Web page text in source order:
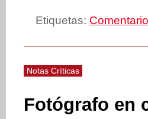
Etiquetas:
Notas Críticas
Fotógrafo en